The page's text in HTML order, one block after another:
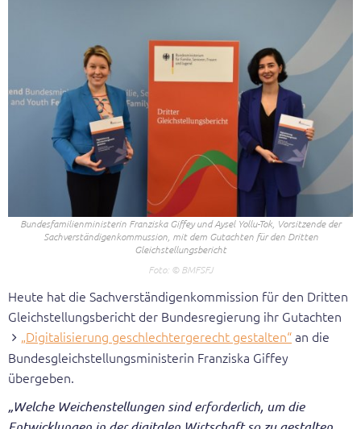
Veröffentlichungen
Gleichstellungsbericht
Broschüren
Themenblätter
Expertisen
Dokumentationen der Hearings
Erster Gleichstellungsbericht
Zweiter Gleichstellungsbericht
Bundesfamilienministerin Franziska Giffey und Aysel Yollu-Tok, Vorsitzende der
Sachverständigenkommussion, mit dem Gutachten für den Dritten
Gleichstellungsbericht
© BMFSFJ
Heute hat die Sachverständigenkommission für den Dritten
Gleichstellungsbericht der Bundesregierung ihr Gutachten
„Digitalisierung geschlechtergerecht gestalten“an die
Bundesgleichstellungsministerin Franziska Giffey
übergeben.
„Welche Weichenstellungen sind erforderlich, um die